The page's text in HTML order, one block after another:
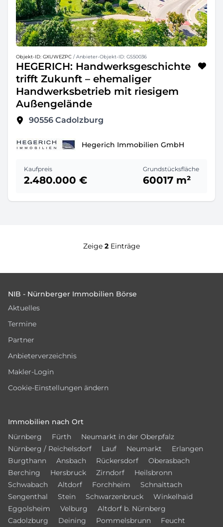
Objekt-ID: GXUWEZPC / Anbieter-Objekt-ID: GS50036
HEGERICH: Handwerksgeschichte
trifft Zukunft – ehemaliger
Handwerksbetrieb mit riesigem
Außengelände
90556 Cadolzburg
Hegerich Immobilien GmbH
Kaufpreis
2.480.000 €
Grundstücksfläche
60017 m²
Zeige 2 Einträge
NIB - Nürnberger Immobilien Börse
Aktuelles
Termine
Partner
Anbieterverzeichnis
Makler-Login
Cookie-Einstellungen ändern
Immobilien nach Ort
Nürnberg
Fürth
Neumarkt in der Oberpfalz
Nürnberg / Reichelsdorf
Lauf Neumarkt
Erlangen
Burgthann
Ansbach Rückersdorf
Oberasbach
Berching
Hersbruck Zirndorf
Heilsbronn
Schwabach
Altdorf Forchheim
Schnaittach
Sengenthal
Stein Schwarzenbruck
Winkelhaid
Eggolsheim
Velburg
Altdorf b. Nürnberg
Cadolzburg
Deining Pommelsbrunn Feucht